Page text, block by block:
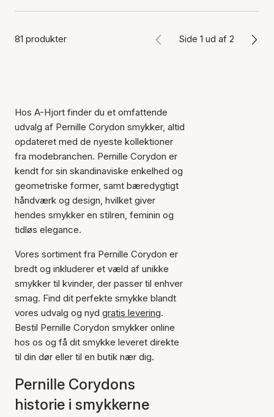
81 produkter Side 1 ud af 2
Hos A-Hjort finder du et omfattende
udvalg af Pernille Corydon smykker, altid
opdateret med de nyeste kollektioner
fra modebranchen. Pernille Corydon er
kendt for sin skandinaviske enkelhed og
geometriske former, samt bæredygtigt
håndværk og design, hvilket giver
hendes smykker en stilren, feminin og
tidløs elegance.
Vores sortiment fra Pernille Corydon er
bredt og inkluderer et væld af unikke
smykker til kvinder, der passer til enhver
smag. Find dit perfekte smykke blandt
vores udvalg og nyd gratis levering.
Bestil Pernille Corydon smykker online
hos os og få dit smykke leveret direkte
til din dør eller til en butik nær dig.
Pernille Corydons
historie i smykkerne